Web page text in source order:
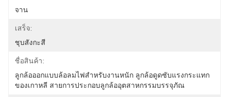
จาน
เสร็จ:
ชุบสังกะสี
ชื่อสินค้า:
ลูกล้อออกแบบล้อลมไฟสำหรับงานหนัก ลูกล้อดูดซับแรงกระแทก
ของเกาหลี สายการประกอบลูกล้ออุตสาหกรรมบรรจุภัณ